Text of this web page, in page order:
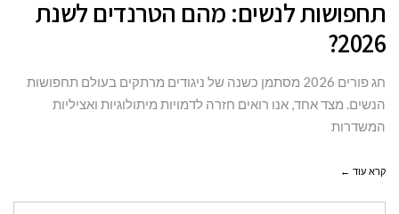
לנשים:
תחפושות לנשים: מהם הטרנדים לשנת
2026?
חג פורים 2026 מסתמן כשנה של ניגודים מרתקים בעולם תחפושות
הנשים. מצד אחד, אנו רואים חזרה לדמויות מיתולוגיות ואציליות
המשדרות
קרא עוד ←